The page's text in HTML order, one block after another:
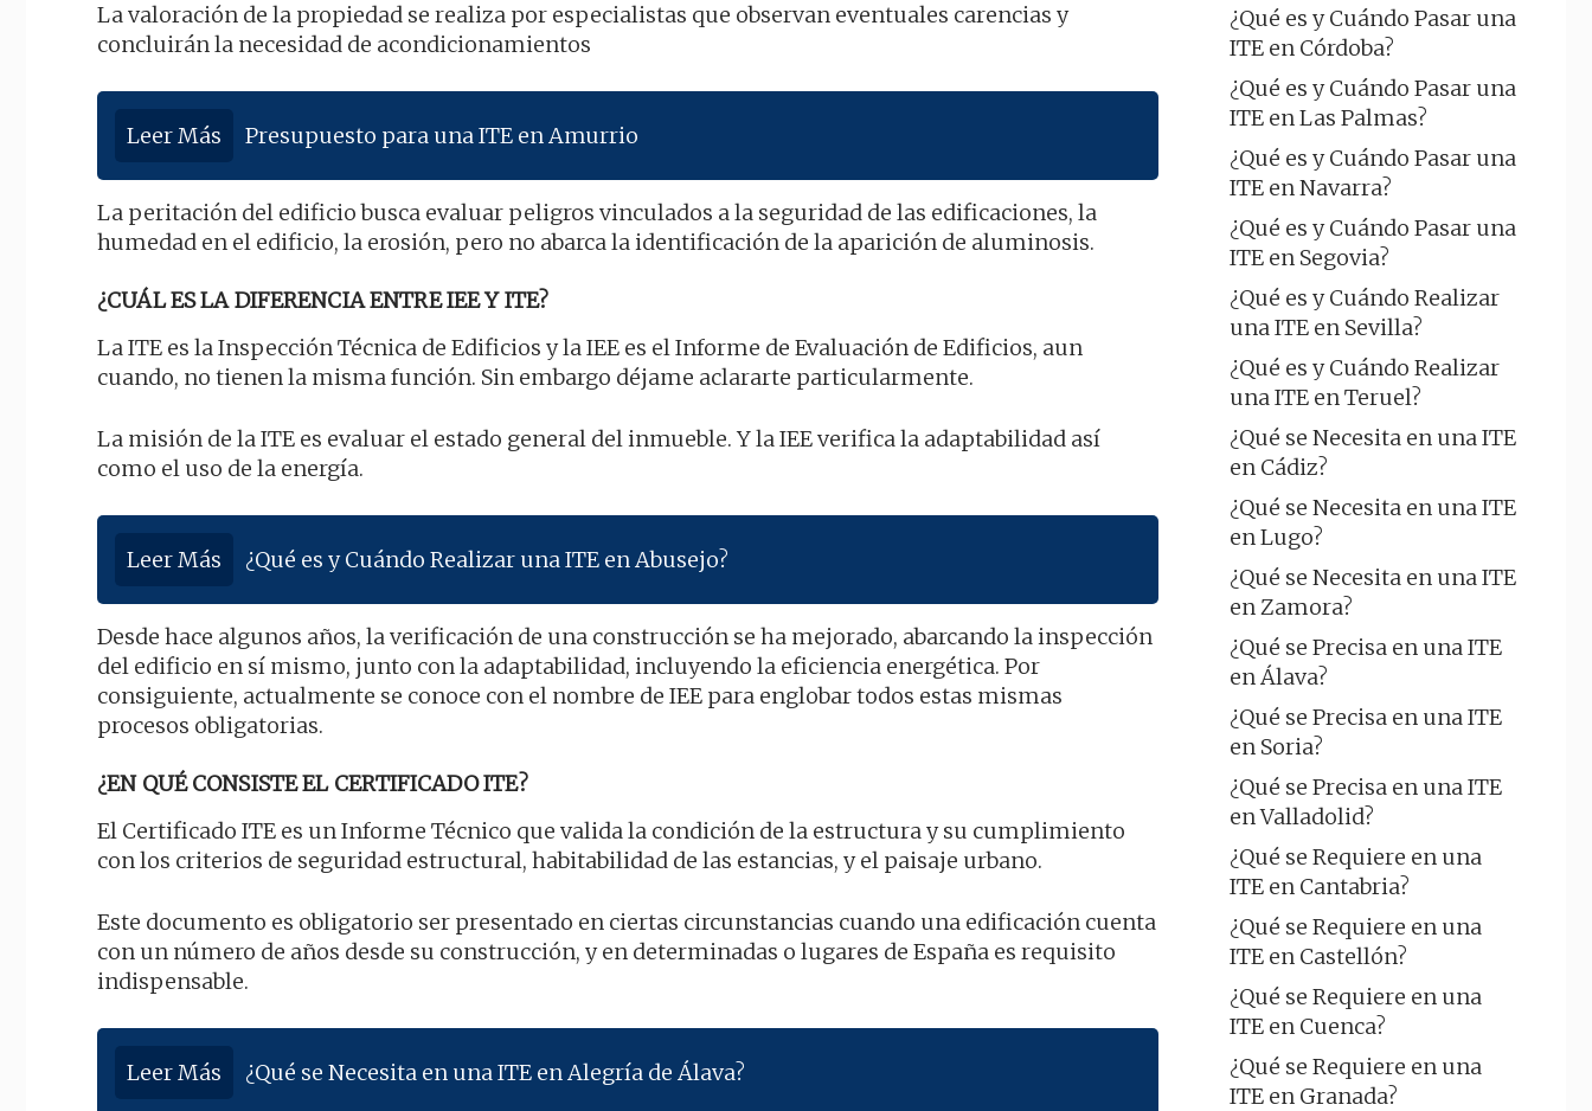
La valoración de la propiedad se realiza por especialistas que observan eventuales carencias y
concluirán la necesidad de acondicionamientos
Leer Más Presupuesto para una ITE en Amurrio
La peritación del edificio busca evaluar peligros vinculados a la seguridad de las edificaciones, la
humedad en el edificio, la erosión, pero no abarca la identificación de la aparición de aluminosis.
¿CUÁL ES LA DIFERENCIA ENTRE IEE Y ITE?
La ITE es la Inspección Técnica de Edificios y la IEE es el Informe de Evaluación de Edificios, aun
cuando, no tienen la misma función. Sin embargo déjame aclararte particularmente.
La misión de la ITE es evaluar el estado general del inmueble. Y la IEE verifica la adaptabilidad así
como el uso de la energía.
Leer Más ¿Qué es y Cuándo Realizar una ITE en Abusejo?
Desde hace algunos años, la verificación de una construcción se ha mejorado, abarcando la inspección
del edificio en sí mismo, junto con la adaptabilidad, incluyendo la eficiencia energética. Por
consiguiente, actualmente se conoce con el nombre de IEE para englobar todos estas mismas
procesos obligatorias.
¿EN QUÉ CONSISTE EL CERTIFICADO ITE?
El Certificado ITE es un Informe Técnico que valida la condición de la estructura y su cumplimiento
con los criterios de seguridad estructural, habitabilidad de las estancias, y el paisaje urbano.
Este documento es obligatorio ser presentado en ciertas circunstancias cuando una edificación cuenta
con un número de años desde su construcción, y en determinadas o lugares de España es requisito
indispensable.
Leer Más ¿Qué se Necesita en una ITE en Alegría de Álava?
¿Qué es y Cuándo Pasar una
ITE en Córdoba?
¿Qué es y Cuándo Pasar una
ITE en Las Palmas?
¿Qué es y Cuándo Pasar una
ITE en Navarra?
¿Qué es y Cuándo Pasar una
ITE en Segovia?
¿Qué es y Cuándo Realizar
una ITE en Sevilla?
¿Qué es y Cuándo Realizar
una ITE en Teruel?
¿Qué se Necesita en una ITE
en Cádiz?
¿Qué se Necesita en una ITE
en Lugo?
¿Qué se Necesita en una ITE
en Zamora?
¿Qué se Precisa en una ITE
en Álava?
¿Qué se Precisa en una ITE
en Soria?
¿Qué se Precisa en una ITE
en Valladolid?
¿Qué se Requiere en una
ITE en Cantabria?
¿Qué se Requiere en una
ITE en Castellón?
¿Qué se Requiere en una
ITE en Cuenca?
¿Qué se Requiere en una
ITE en Granada?